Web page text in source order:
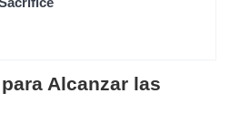
Alcanzar las